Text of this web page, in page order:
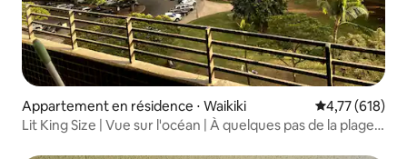
Appartement en résidence ⋅ Waikiki Évaluation
4,77 (618)
Lit King Size | Vue sur l'océan | À quelques pas de la plage